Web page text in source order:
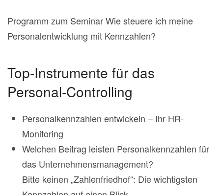
Programm zum Seminar Wie steuere ich meine
Personalentwicklung mit Kennzahlen?
Top-Instrumente für das
Personal-Controlling
Personalkennzahlen entwickeln – Ihr HR-
Monitoring
Welchen Beitrag leisten Personalkennzahlen für
das Unternehmensmanagement?
Bitte keinen „Zahlenfriedhof“: Die wichtigsten